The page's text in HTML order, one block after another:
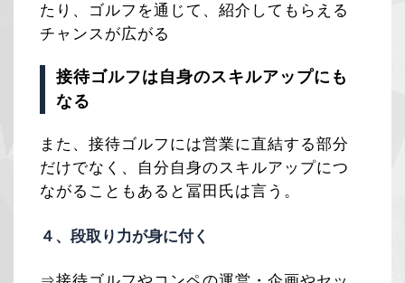
たり、ゴルフを通じて、紹介してもらえる
チャンスが広がる
接待ゴルフは自身のスキルアップにも
なる
また、接待ゴルフには営業に直結する部分
だけでなく、自分自身のスキルアップにつ
ながることもあると冨田氏は言う。
４、段取り力が身に付く